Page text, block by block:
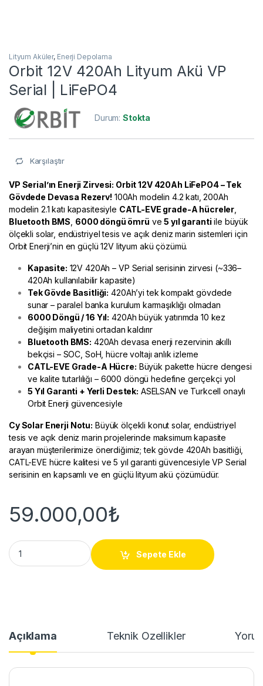
Lityum Aküler, Enerji Depolama
Orbit 12V 420Ah Lityum Akü VP
Serial | LiFePO4
Durum:Stokta
Karşılaştır
VP Serial’ın Enerji Zirvesi: Orbit 12V 420Ah LiFePO4 – Tek
Gövdede Devasa Rezerv! 100Ah modelin 4.2 katı, 200Ah
modelin 2.1 katı kapasitesiyle CATL-EVE grade-A hücreler
Bluetooth BMS 6000 döngü ömrü ve5 yıl garanti ile büyük
ölçekli solar, endüstriyel tesis ve açık deniz marin sistemleri için
Orbit Enerji’nin en güçlü 12V lityum akü çözümü.
Kapasite: 12V 420Ah – VP Serial serisinin zirvesi (~336–
420Ah kullanılabilir kapasite)
Tek Gövde Basitliği: 420Ah’yi tek kompakt gövdede
sunar – paralel banka kurulum karmaşıklığı olmadan
6000 Döngü / 16 Yıl: 420Ah büyük yatırımda 10 kez
değişim maliyetini ortadan kaldırır
Bluetooth BMS: 420Ah devasa enerji rezervinin akıllı
bekçisi – SOC, SoH, hücre voltajı anlık izleme
CATL-EVE Grade-A Hücre: Büyük pakette hücre dengesi
ve kalite tutarlılığı – 6000 döngü hedefine gerçekçi yol
5 Yıl Garanti + Yerli Destek: ASELSAN ve Turkcell onaylı
Orbit Enerji güvencesiyle
Cy Solar Enerji Notu: Büyük ölçekli konut solar, endüstriyel
tesis ve açık deniz marin projelerinde maksimum kapasite
arayan müşterilerimize önerdiğimiz; tek gövde 420Ah basitliği,
CATL-EVE hücre kalitesi ve 5 yıl garanti güvencesiyle VP Serial
serisinin en kapsamlı ve en güçlü lityum akü çözümüdür.
59.000,00₺
Orbit 12V 420Ah Lityum Akü VP Serial | LiFePO4 quantity
Sepete Ekle
Açıklama Teknik Özellikler